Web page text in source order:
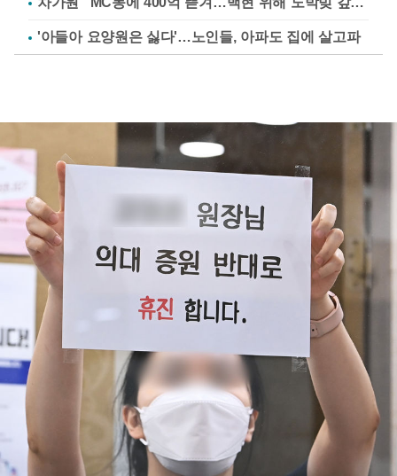
'아들아 요양원은 싫다'…노인들, 아파도 집에 살고파